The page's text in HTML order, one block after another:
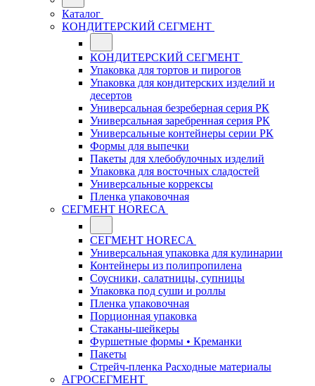
Каталог
КОНДИТЕРСКИЙ СЕГМЕНТ
КОНДИТЕРСКИЙ СЕГМЕНТ
Упаковка для тортов и пирогов
Упаковка для кондитерских изделий и
десертов
Универсальная безреберная серия РК
Универсальная заребренная серия РК
Универсальные контейнеры серии РК
Формы для выпечки
Пакеты для хлебобулочных изделий
Упаковка для восточных сладостей
Универсальные коррексы
Пленка упаковочная
СЕГМЕНТ HORECA
СЕГМЕНТ HORECA
Универсальная упаковка для кулинарии
Контейнеры из полипропилена
Соусники, салатницы, супницы
Упаковка под суши и роллы
Пленка упаковочная
Порционная упаковка
Стаканы-шейкеры
Фуршетные формы • Креманки
Пакеты
Стрейч-пленка Расходные материалы
АГРОСЕГМЕНТ